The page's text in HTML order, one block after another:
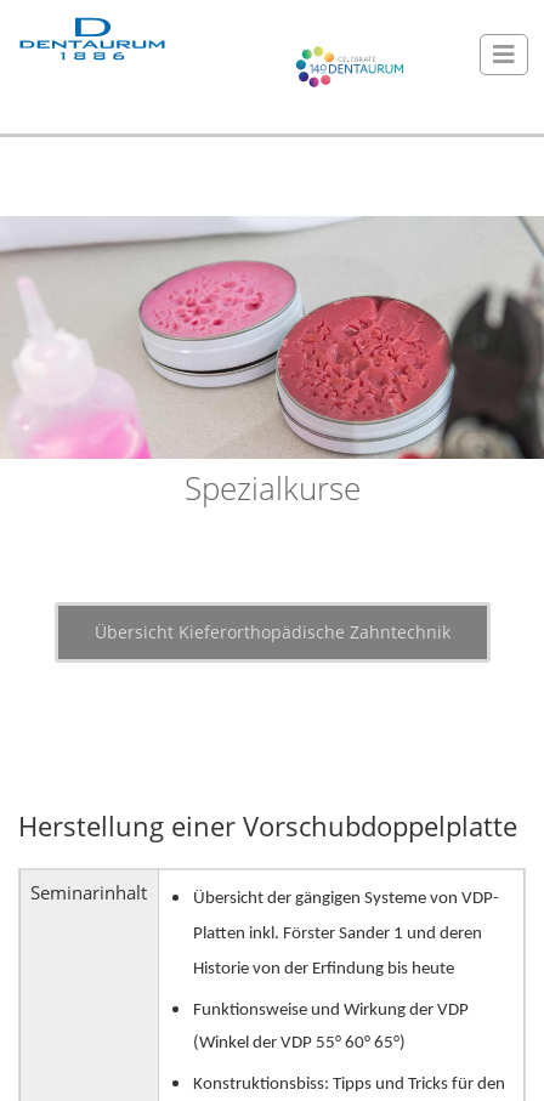
Spezialkurse
Übersicht Kieferorthopädische Zahntechnik
Herstellung einer Vorschubdoppelplatte
Seminarinhalt
Übersicht der gängigen Systeme von VDP-
Platten inkl. Förster Sander 1 und deren
Historie von der Erfindung bis heute
Funktionsweise und Wirkung der VDP
(Winkel der VDP 55° 60° 65°)
Konstruktionsbiss: Tipps und Tricks für den